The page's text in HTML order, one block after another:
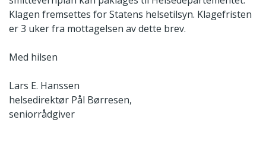
Klagen fremsettes for Statens helsetilsyn. Klagefristen
er 3 uker fra mottagelsen av dette brev.
Med hilsen
Lars E. Hanssen
helsedirektør Pål Børresen,
seniorrådgiver